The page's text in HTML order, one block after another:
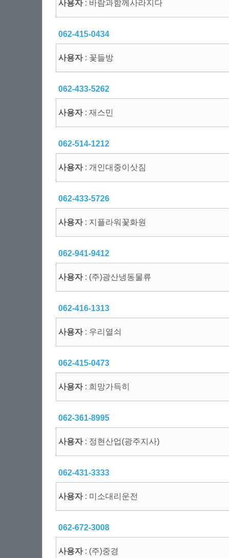
사용자: 바람과함께사라지다
062-415-0434
사용자: 꽃들방
062-433-5262
사용자: 재스민
062-514-1212
사용자: 개인대중이삿짐
062-433-5726
사용자: 지플라워꽃화원
062-941-9412
사용자: (주)광산냉동물류
062-416-1313
사용자: 우리열쇠
062-415-0473
사용자: 희망가득히
062-361-8995
사용자: 정현산업(광주지사)
062-431-3333
사용자: 미소대리운전
062-672-3008
사용자: (주)중경